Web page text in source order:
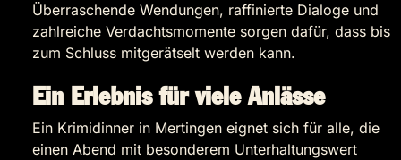
Überraschende Wendungen, raffinierte Dialoge und
zahlreiche Verdachtsmomente sorgen dafür, dass bis
zum Schluss mitgerätselt werden kann.
Ein Erlebnis für viele Anlässe
Ein Krimidinner in Mertingen eignet sich für alle, die
einen Abend mit besonderem Unterhaltungswert